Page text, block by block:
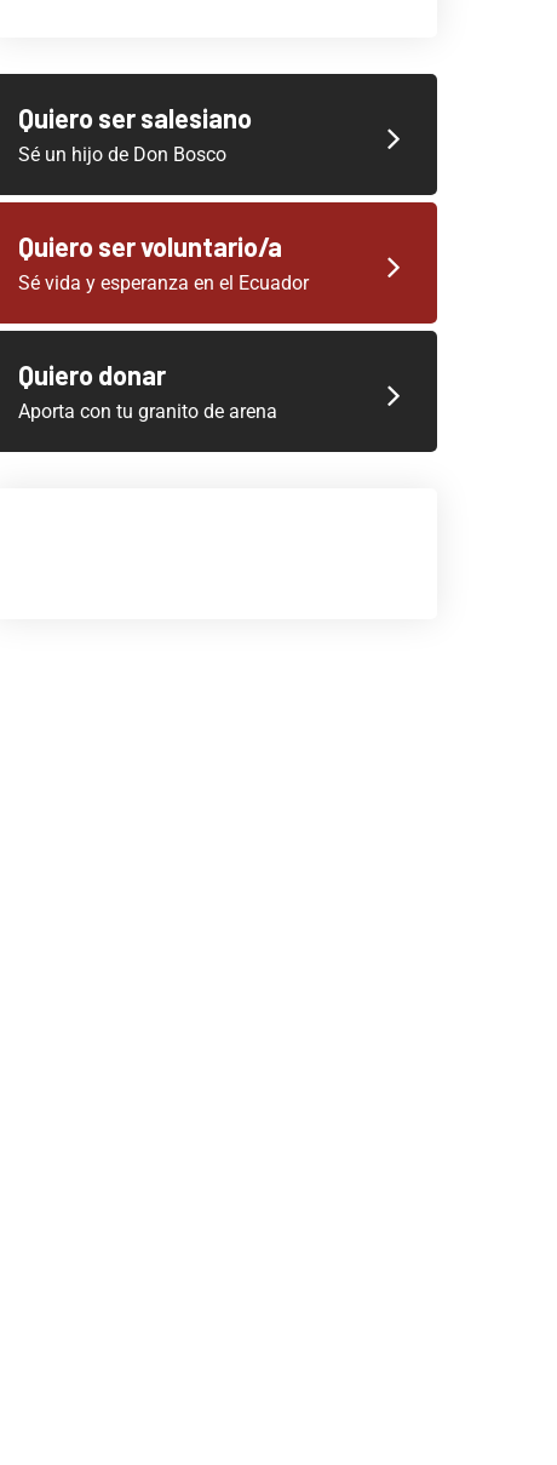
Quiero ser salesiano
Sé un hijo de Don Bosco
Quiero ser voluntario/a
Sé vida y esperanza en el Ecuador
Quiero donar
Aporta con tu granito de arena